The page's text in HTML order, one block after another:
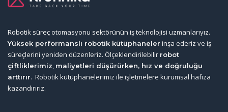
Robotik süreç otomasyonu sektörünün iş teknolojisi uzmanlarıyız.
Yüksek performanslı robotik kütüphaneler inşa ederiz ve iş
süreçlerini yeniden düzenleriz. Ölçeklendirilebilir robot
çiftliklerimiz, maliyetleri düşürürken, hız ve doğruluğu
arttırır. Robotik kütüphanelerimiz ile işletmelere kurumsal hafıza
kazandırırız.